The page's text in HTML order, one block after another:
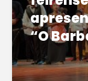
“O